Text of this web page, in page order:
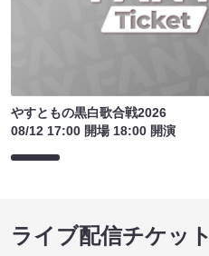
やすともの黒白歌合戦2026
08/12 17:00 開場 18:00 開演
ライブ配信チケット